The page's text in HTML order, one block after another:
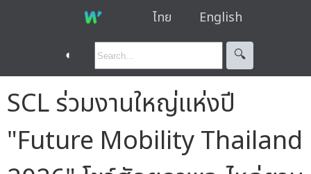
ไทย English
◐ 🔍︎
SCL ร่วมงานใหญ่แห่งปี
"Future Mobility Thailand